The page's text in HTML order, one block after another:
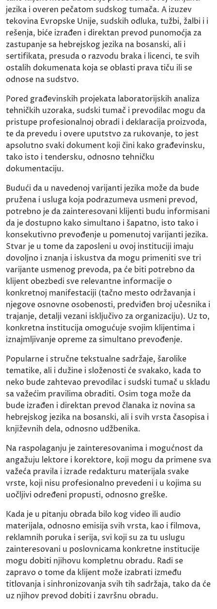
jezika i overen pečatom sudskog tumača. A izuzev
tekovina Evropske Unije, sudskih odluka, tužbi, žalbi i i
rešenja, biće izrađen i direktan prevod punomoćja za
zastupanje sa hebrejskog jezika na bosanski, ali i
sertifikata, presuda o razvodu braka i licenci, te svih
ostalih dokumenata koja se oblasti prava tiču ili se
odnose na sudstvo.
Pored građevinskih projekata laboratorijskih analiza
tehničkih uzoraka, sudski tumač i prevodilac mogu da
pristupe profesionalnoj obradi i deklaracija proizvoda,
te da prevedu i overe uputstvo za rukovanje, to jest
apsolutno svaki dokument koji čini kako građevinsku,
tako isto i tendersku, odnosno tehničku
dokumentaciju.
Budući da u navedenoj varijanti jezika može da bude
pružena i usluga koja podrazumeva usmeni prevod,
potrebno je da zainteresovani klijenti budu informisani
da je dostupno kako simultano i šapatno, isto tako i
konsekutivno prevođenje u pomenutoj varijanti jezika.
Stvar je u tome da zaposleni u ovoj instituciji imaju
dovoljno i znanja i iskustva da mogu primeniti sve tri
varijante usmenog prevoda, pa će biti potrebno da
klijent obezbedi sve relevantne informacije o
konkretnoj manifestaciji (tačno mesto održavanja i
njegove osnovne osobenosti, predviđen broj učesnika i
trajanje, detalji vezani isključivo za organizaciju). Uz to,
konkretna institucija omogućuje svojim klijentima i
iznajmljivanje opreme za simultano prevođenje.
Popularne i stručne tekstualne sadržaje, šarolike
tematike, ali i dužine i složenosti će svakako, kada to
neko bude zahtevao prevodilac i sudski tumač u skladu
sa važećim pravilima obraditi. Osim toga može da
bude izrađen i direktan prevod članaka iz novina sa
hebrejskog jezika na bosanski, ali i svih vrsta časopisa i
književnih dela, odnosno udžbenika.
Na raspolaganju je zainteresovanima i mogućnost da
angažuju lektore i korektore, koji mogu da primene sva
važeća pravila i izrade redakturu materijala svake
vrste, koji nisu profesionalno prevedeni i u kojima su
uočljivi određeni propusti, odnosno greške.
Kada je u pitanju obrada bilo kog video ili audio
materijala, odnosno emisija svih vrsta, kao i filmova,
reklamnih poruka i serija, svi koji su za tu uslugu
zainteresovani u poslovnicama konkretne institucije
mogu dobiti njihovu kompletnu obradu. Radi se
zapravo o tome da klijent može izabrati između
titlovanja i sinhronizovanja svih tih sadržaja, tako da će
uz njihov prevod dobiti i završnu obradu.